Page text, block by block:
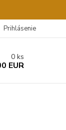
Prihlásenie
0 ks
EUR